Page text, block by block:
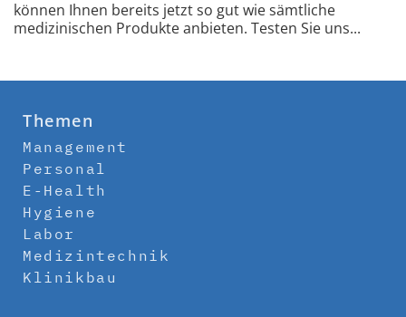
können Ihnen bereits jetzt so gut wie sämtliche
medizinischen Produkte anbieten. Testen Sie uns...
Themen
Management
Personal
E-Health
Hygiene
Labor
Medizintechnik
Klinikbau